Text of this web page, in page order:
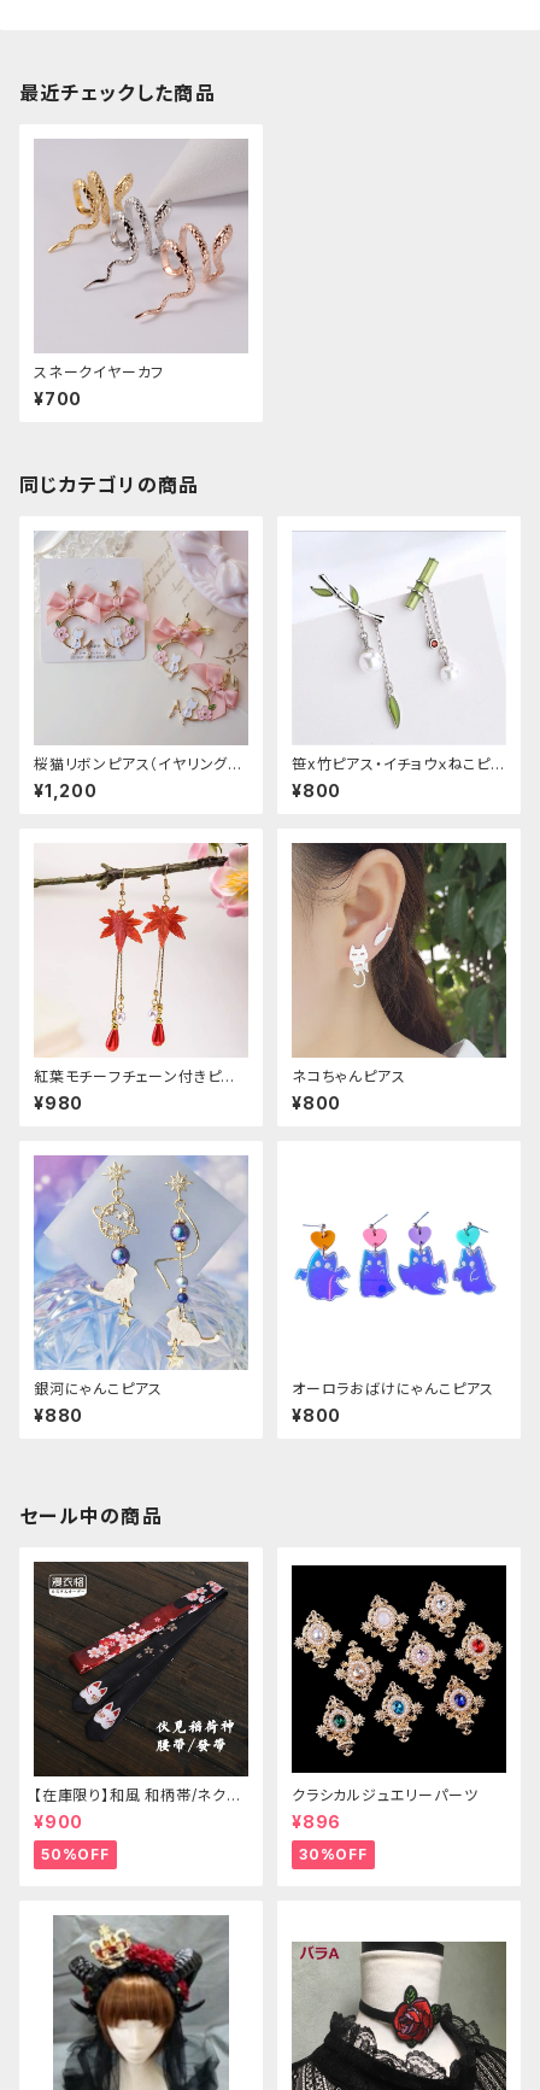
最近チェックした商品
スネークイヤーカフ
¥700
同じカテゴリの商品
桜猫リボンピアス（イヤリング変
更可能
¥1,200
笹x竹ピアス・イチョウｘねこピア
ス
¥800
紅葉モチーフチェーン付きピア
ス
¥980
ネコちゃんピアス
¥800
銀河にゃんこピアス
¥880
オーロラおばけにゃんこピアス
¥800
セール中の商品
【在庫限り】和風 和柄帯/ネクタ
イ/リボン（狐面/金魚
¥900
50%OFF
クラシカルジュエリーパーツ
¥896
30%OFF